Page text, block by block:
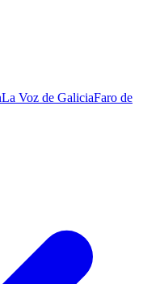
La Voz de GaliciaFaro de